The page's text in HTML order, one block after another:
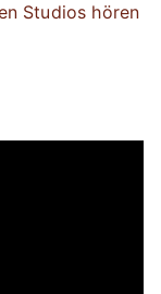
Studios hören